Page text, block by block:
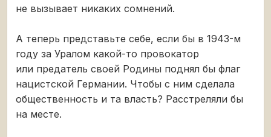
не вызывает никаких сомнений.
А теперь представьте себе, если бы в 1943-м
году за Уралом какой-то провокатор
или предатель своей Родины поднял бы флаг
нацистской Германии. Чтобы с ним сделала
общественность и та власть? Расстреляли бы
на месте.